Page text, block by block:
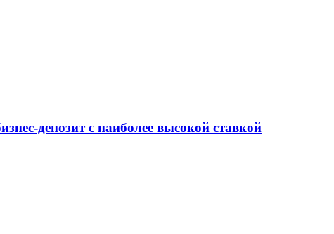
депозит с наиболее высокой ставкой